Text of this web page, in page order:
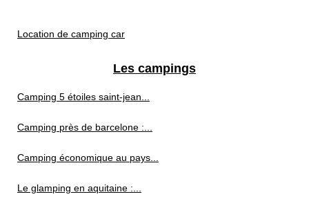
Location de camping car
Les campings
Camping 5 étoiles saint-jean...
Camping près de barcelone :...
Camping économique au pays...
Le glamping en aquitaine :...